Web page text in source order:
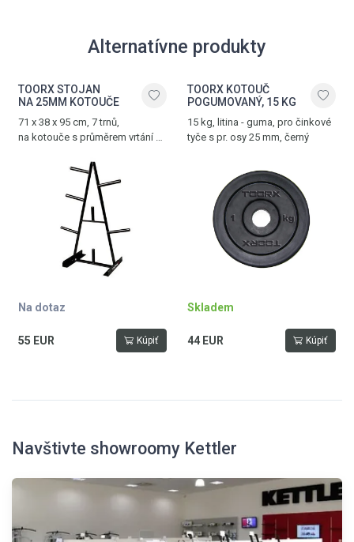
Alternatívne produkty
TOORX STOJAN
NA 25MM KOTOUČE
71 x 38 x 95 cm, 7 trnů,
na kotouče s průměrem vrtání 25
Na dotaz
55 EUR Kúpiť
TOORX KOTOUČ
POGUMOVANÝ, 15 KG
15 kg, litina - guma, pro činkové
tyče s pr. osy 25 mm, černý
Skladem
44 EUR Kúpiť
Navštivte showroomy Kettler